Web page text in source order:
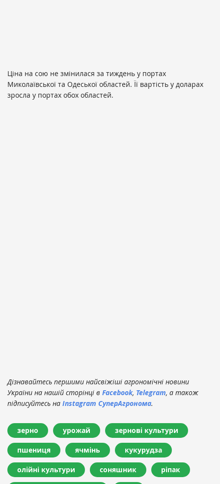
Ціна на сою не змінилася за тиждень у портах
Миколаївської та Одеської областей. Її вартість у доларах
зросла у портах обох областей.
Дізнавайтесь першими найсвіжіші агрономічні новини
України на нашій сторінці в Facebook, Telegram, а також
підписуйтесь на Instagram СуперАгронома.
зерно урожай зернові культури
пшениця ячмінь кукурудза
олійні культури соняшник ріпак